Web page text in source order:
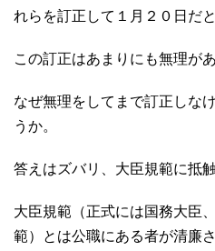
れらを訂正して１月２０日だ
この訂正はあまりにも無理があ
なぜ無理をしてまで訂正しな
うか。
答えはズバリ、大臣規範に抵
大臣規範（正式には国務大臣
範）とは公職にある者が清廉